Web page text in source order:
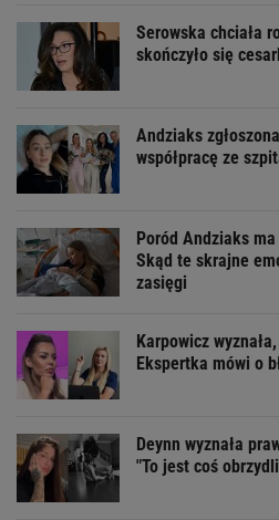
Serowska chciała
skończyło się
Andziaks
współpracę ze
Poród Andziaks
Skąd te skrajne
zasięgi
Karpowicz
Ekspertka mówi o
Deynn wyznała
"To jest coś